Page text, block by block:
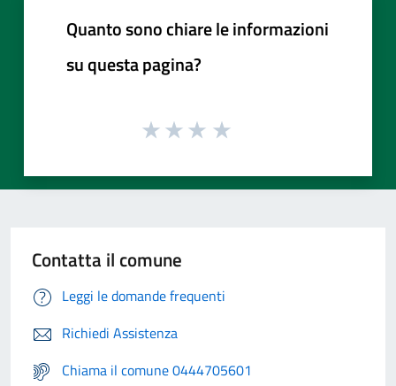
Quanto sono chiare le informazioni
su questa pagina?
Contatta il comune
Leggi le domande frequenti
Richiedi Assistenza
Chiama il comune 0444705601